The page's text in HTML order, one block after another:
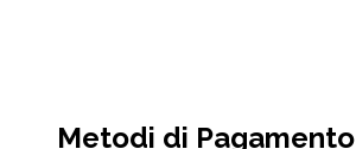
Metodi di Pagamento